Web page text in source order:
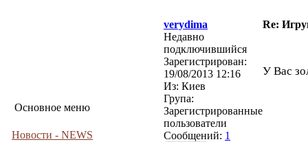
Основное меню
Новости - NEWS
verydima
Re:
Недавно
подключившийся
Зарегистрирован:
19/08/2013 12:16
Из: Киев
Група:
Зарегистрированные
пользователи
Сообщений: 1
У Вас